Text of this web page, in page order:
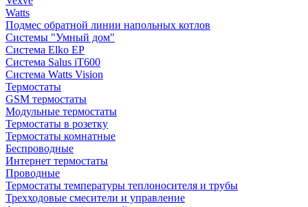
Watts
Подмес обратной линии напольных котлов
Системы "Умный дом"
Система Elko EP
Система Salus iT600
Система Watts Vision
Термостаты
GSM термостаты
Модульные термостаты
Термостаты в розетку
Термостаты комнатные
Беспроводные
Интернет термостаты
Проводные
Термостаты температуры теплоносителя и трубы
Трехходовые смесители и управление